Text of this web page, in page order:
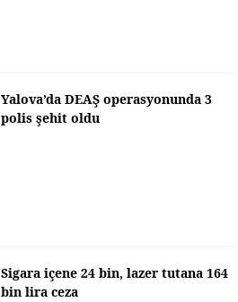
Yalova’da DEAŞ operasyonunda 3
polis şehit oldu
Sigara içene 24 bin, lazer tutana 164
bin lira ceza